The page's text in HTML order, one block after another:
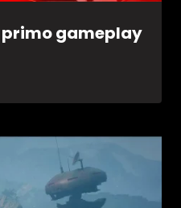
primo gameplay